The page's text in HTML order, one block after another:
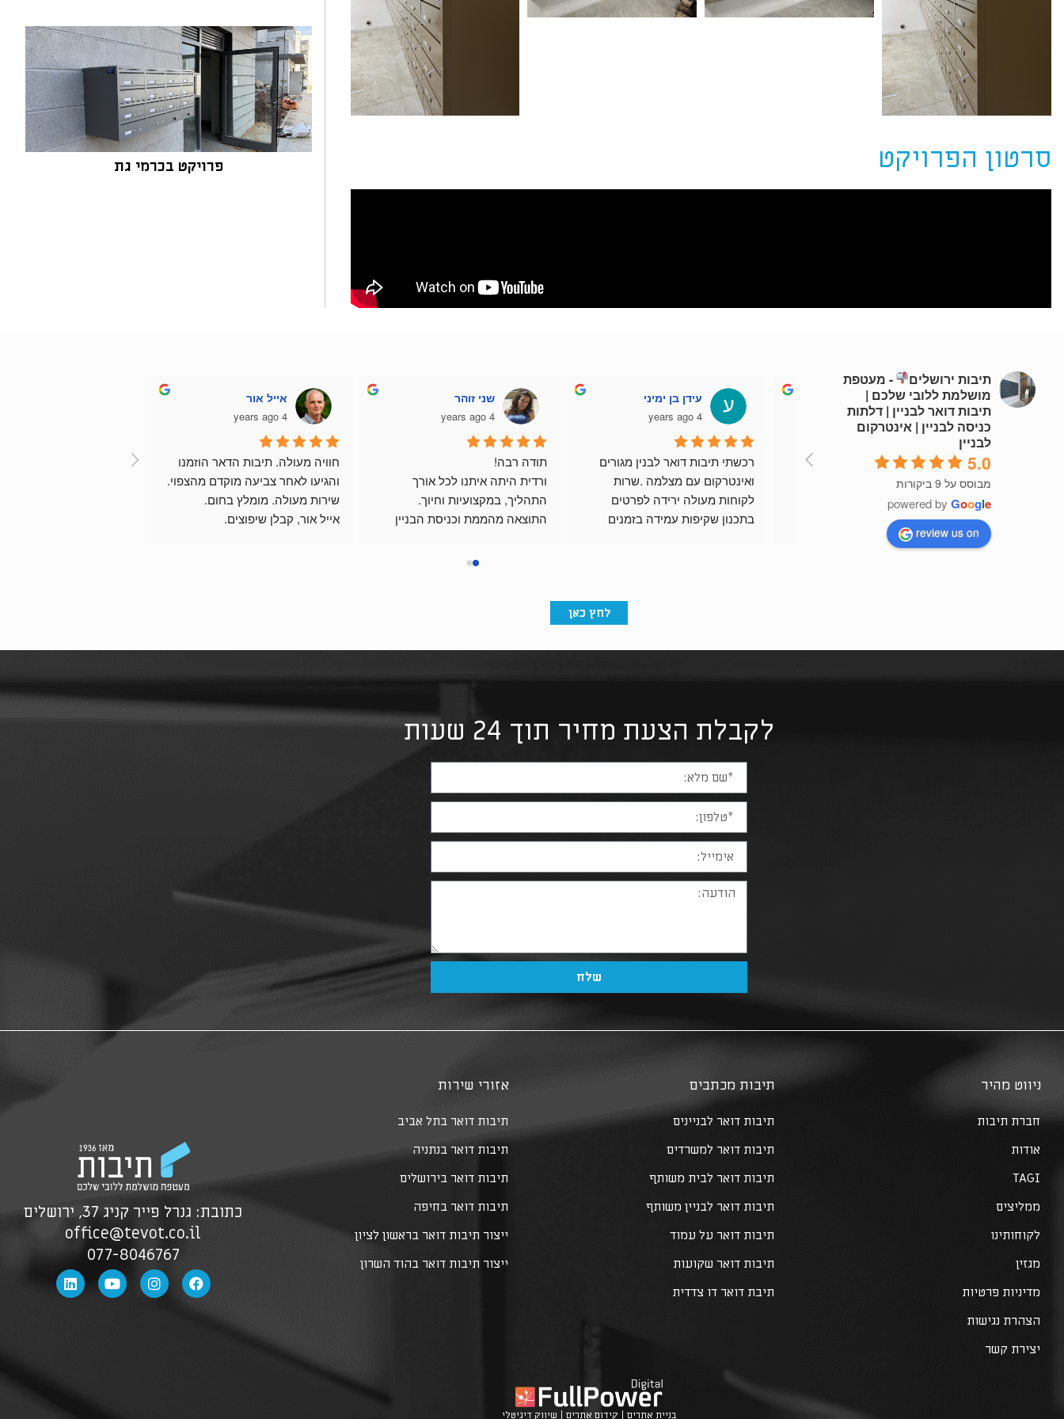
סרטון הפרויקט פרויקט בכרמי גת
תיבות ירושלים
- מעטפת
מושלמת ללובי שלכם |
תיבות דואר לבניין | דלתות
כניסה לבניין | אינטרקום
לבניין
5.0
מבוסס על 9 ביקורות
powered by Google
review us on
nicolelewis002
4 years ago
שירות מהיר וזמין
עידן בן ימיני
4 years ago
ואינטרקום עם מצלמה .שרות
שני זוהר
4 years ago
תודה רבה!
ורדית היתה איתנו לכל אורך
התהליך, במקצועיות וחיוך.
אייל אור
4 years ago
והגיעו לאחר צביעה מוקדם מהצפוי.
שירות מעולה. מומלץ בחום.
אייל אור, קבלן שיפוצים.
לחץ כאן
לקבלת הצעת מחיר תוך 24 שעות
שלח
ניווט מהיר
חברת תיבות
אודות
TAGI
ממליצים
לקוחותינו
מגזין
מדיניות פרטיות
הצהרת נגישות
יצירת קשר
תיבות מכתבים
תיבות דואר לבניינים
תיבות דואר למשרדים
תיבות דואר לבית משותף
תיבות דואר לבניין משותף
תיבות דואר על עמוד
תיבות דואר שקועות
תיבת דואר דו צדדית
אזורי שירות
תיבות דואר בתל אביב
תיבות דואר בנתניה
תיבות דואר בירושלים
תיבות דואר בחיפה
ייצור תיבות דואר בראשון לציון
ייצור תיבות דואר בהוד השרון
כתובת: גנרל פייר קניג 37, ירושלים
office@tevot.co.il
077-8046767
בניית אתרים | קידום אתרים | שיווק דיגיטלי